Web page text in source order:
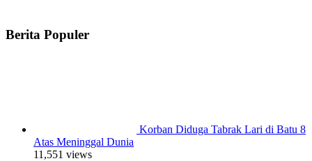
Berita Populer
Korban Diduga Tabrak Lari di Batu 8
Atas Meninggal Dunia
11,551 views